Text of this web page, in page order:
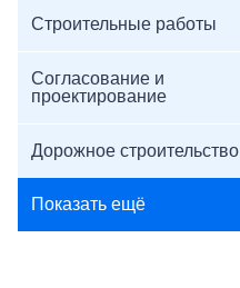
Строительные работы
Согласование и
проектирование
Дорожное строительство
Показать ещё